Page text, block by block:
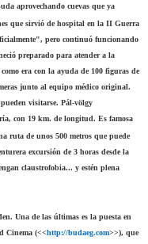
aprovechando cuevas que ya
que sirvió de hospital en la II Guerra
pero continuó funcionando
preparado para atender a la
era con la ayuda de 100 figuras de
junto al equipo médico original.
visitarse. Pál-völgy
con 19 km. de longitud. Es famosa
ruta de unos 500 metros que puede
excursión de 3 horas desde la
claustrofobia... y estén plena
Una de las últimas es la puesta en
Cinema (<<http://budaeg.com>>), que